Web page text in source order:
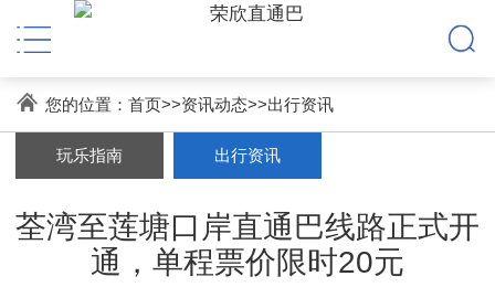
您的位置： 首页>>资讯动态>>出行资讯
玩乐指南 出行资讯
荃湾至莲塘口岸直通巴线路正式开
通，单程票价限时20元